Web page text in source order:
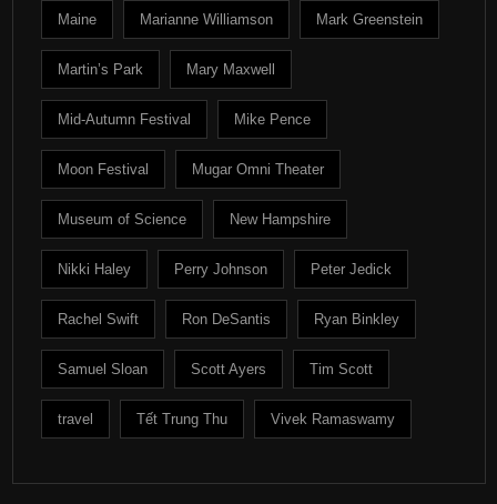
Maine Marianne Williamson Mark Greenstein
Martin’s Park Mary Maxwell
Mid-Autumn Festival Mike Pence
Moon Festival Mugar Omni Theater
Museum of Science New Hampshire
Nikki Haley Perry Johnson Peter Jedick
Rachel Swift Ron DeSantis Ryan Binkley
Samuel Sloan Scott Ayers Tim Scott
travel Tết Trung Thu Vivek Ramaswamy